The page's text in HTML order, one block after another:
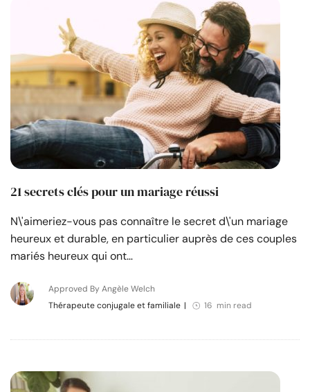
21 secrets clés pour un mariage réussi
N\'aimeriez-vous pas connaître le secret d\'un mariage
heureux et durable, en particulier auprès de ces couples
mariés heureux qui ont…
Approved By Angèle Welch
Thérapeute conjugale et familiale | 16 min read